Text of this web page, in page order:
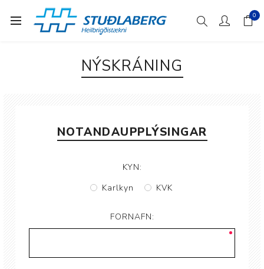
0
NÝSKRÁNING
NOTANDAUPPLÝSINGAR
KYN:
Karlkyn
KVK
FORNAFN: